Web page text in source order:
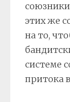
союзники
этих же
на то,
системе
притока